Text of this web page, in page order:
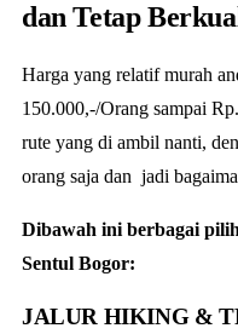
dan Tetap
Harga yang relatif murah
150.000,-/Orang sampai
rute yang di ambil nanti,
orang saja dan jadi
Dibawah ini berbagai
Sentul Bogor:
JALUR HIKING &